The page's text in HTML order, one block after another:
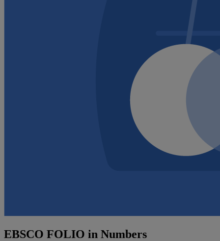
EBSCO FOLIO in Numbers